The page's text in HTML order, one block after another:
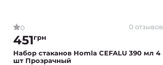
0 0 отзывов
451грн
Набор стаканов Homla CEFALU 390 мл 4
шт Прозрачный